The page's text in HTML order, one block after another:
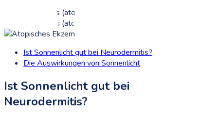
Ist Sonnenlicht gut bei Neurodermitis?
Die Auswirkungen von Sonnenlicht
Ist Sonnenlicht gut bei
Neurodermitis?